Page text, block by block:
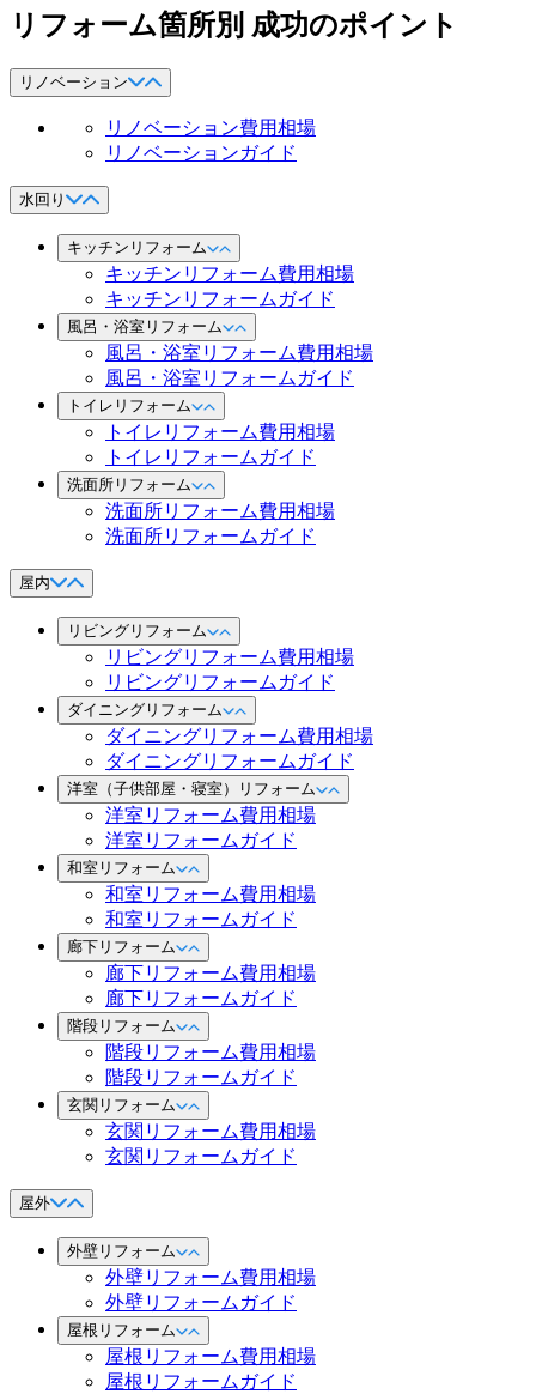
リフォーム箇所別 成功のポイント
リノベーション
リノベーション費用相場
リノベーションガイド
水回り
キッチンリフォーム
キッチンリフォーム費用相場
キッチンリフォームガイド
風呂・浴室リフォーム
風呂・浴室リフォーム費用相場
風呂・浴室リフォームガイド
トイレリフォーム
トイレリフォーム費用相場
トイレリフォームガイド
洗面所リフォーム
洗面所リフォーム費用相場
洗面所リフォームガイド
屋内
リビングリフォーム
リビングリフォーム費用相場
リビングリフォームガイド
ダイニングリフォーム
ダイニングリフォーム費用相場
ダイニングリフォームガイド
洋室（子供部屋・寝室）リフォーム
洋室リフォーム費用相場
洋室リフォームガイド
和室リフォーム
和室リフォーム費用相場
和室リフォームガイド
廊下リフォーム
廊下リフォーム費用相場
廊下リフォームガイド
階段リフォーム
階段リフォーム費用相場
階段リフォームガイド
玄関リフォーム
玄関リフォーム費用相場
玄関リフォームガイド
屋外
外壁リフォーム
外壁リフォーム費用相場
外壁リフォームガイド
屋根リフォーム
屋根リフォーム費用相場
屋根リフォームガイド